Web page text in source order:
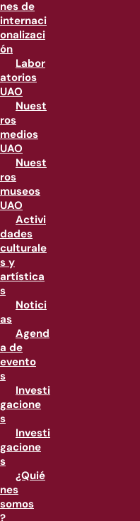
nes de
internaci
onalizaci
ón
Labor
atorios
UAO
Nuest
ros
medios
UAO
Nuest
ros
museos
UAO
Activi
dades
culturale
s y
artística
s
Notici
as
Agend
a de
evento
s
Investi
gacione
s
Investi
gacione
s
¿Quié
nes
somos
?